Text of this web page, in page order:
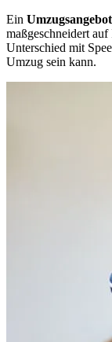
Ein
maßgeschneidert
Unterschied mit
Umzug sein kann.